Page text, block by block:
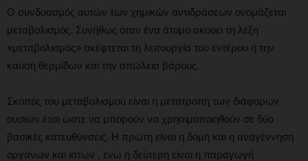
Ο συνδυασμός αυτών των χημικών αντιδράσεων ονομάζεται
μεταβολισμός. Συνήθως όταν ένα άτομο ακούει τη λέξη
«μεταβολισμός» σκέφτεται τη λειτουργία του εντέρου ή την
καύση θερμίδων και την απώλεια βάρους.
Σκοπός του μεταβολισμού είναι η μετατροπή των διάφορων
ουσιών έτσι ώστε να μπορούν να χρησιμοποιηθούν σε δύο
βασικές κατευθύνσεις. Η πρώτη είναι η δομή και η αναγέννηση
οργάνων και ιστών , ενώ η δεύτερη είναι η παραγωγή